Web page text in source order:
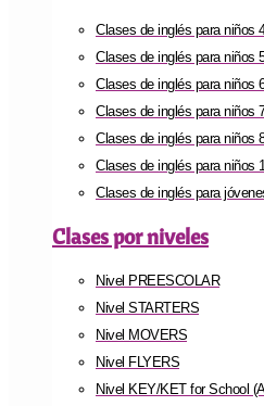
Clases de inglés para niños
Clases de inglés para niños
Clases de inglés para niños
Clases de inglés para niños
Clases de inglés para niños
Clases de inglés para niños
Clases de inglés para
Clases por niveles
Nivel PREESCOLAR
Nivel STARTERS
Nivel MOVERS
Nivel FLYERS
Nivel KEY/KET for School